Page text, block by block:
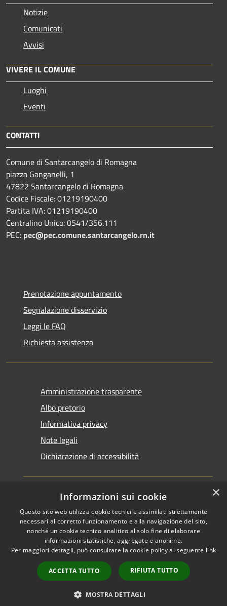
Notizie
Comunicati
Avvisi
VIVERE IL COMUNE
Luoghi
Eventi
CONTATTI
Comune di Santarcangelo di Romagna
piazza Ganganelli, 1
47822 Santarcangelo di Romagna
Codice Fiscale: 01219190400
Partita IVA: 01219190400
Centralino Unico: 0541/356.111
PEC: pec@pec.comune.santarcangelo.rn.it
Prenotazione appuntamento
Segnalazione disservizio
Leggi le FAQ
Richiesta assistenza
Amministrazione trasparente
Albo pretorio
Informativa privacy
Note legali
Dichiarazione di accessibilità
RSS
Accessibilità
Cookie
Mappa del sito
Piano di miglioramento
Copyright © 2026 • Comune di
Santarcangelo di Romagna •
Powered byMunicipium
Accesso redazione
×
Informazioni sui cookie
Questo sito web utilizza cookie tecnici e assimilati strettamente
necessari al corretto funzionamento e alla navigazione del sito,
nonché un cookie tecnico analitico al solo fine di elaborare
informazioni statistiche, aggregate e anonime.
Per maggiori dettagli, può consultare la cookie policy al seguente link
ACCETTA TUTTO RIFIUTA TUTTO
MOSTRA DETTAGLI